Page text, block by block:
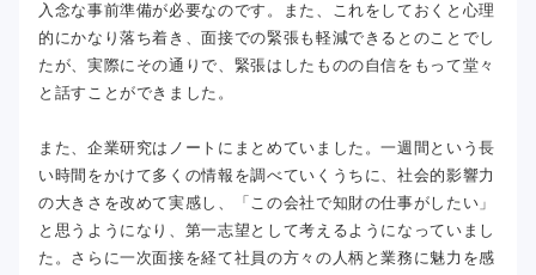
入念な事前準備が必要なのです。また、これをしておくと心理
的にかなり落ち着き、面接での緊張も軽減できるとのことでし
たが、実際にその通りで、緊張はしたものの自信をもって堂々
と話すことができました。
また、企業研究はノートにまとめていました。一週間という長
い時間をかけて多くの情報を調べていくうちに、社会的影響力
の大きさを改めて実感し、「この会社で知財の仕事がしたい」
と思うようになり、第一志望として考えるようになっていまし
た。さらに一次面接を経て社員の方々の人柄と業務に魅力を感